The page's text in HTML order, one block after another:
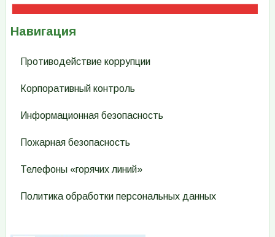
Навигация
Противодействие коррупции
Корпоративный контроль
Информационная безопасность
Пожарная безопасность
Телефоны «горячих линий»
Политика обработки персональных данных